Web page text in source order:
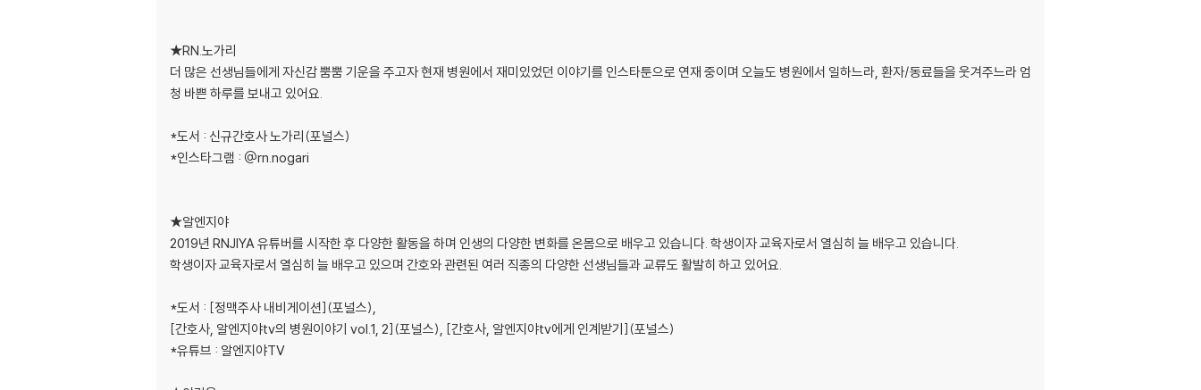
1. 컨디션 저하 환자 입원 확인 사항 51
2. 빈혈 & 출혈 위험 51
3. 발열과 감염 예방 53
5. 근육, 신경 조절 54
6. 일혈(Extravasation) 55
2. Antibiotics(항생제) 58
3. 항결핵약 59
4. COPD & 천식(Asthma) 조절제 60
6. 폐암(Lung Cancer) 62
7. 증상 조절 약물 62
호흡기내과 검사 & 시술 64
★RN.노가리
더 많은 선생님들에게 자신감 뿜뿜 기운을 주고자 현재 병원에서 재미있었던 이야기를 인스타툰으로 연재 중이며 오늘도 병원에서 일하느라, 환자/동료들을 웃겨주느라 엄
청 바쁜 하루를 보내고 있어요.
*도서 : 신규간호사 노가리(포널스)
*인스타그램 : @rn.nogari
★알엔지야
2019년 RNJIYA 유튜버를 시작한 후 다양한 활동을 하며 인생의 다양한 변화를 온몸으로 배우고 있습니다. 학생이자 교육자로서 열심히 늘 배우고 있습니다.
학생이자 교육자로서 열심히 늘 배우고 있으며 간호와 관련된 여러 직종의 다양한 선생님들과 교류도 활발히 하고 있어요.
*도서 : [정맥주사 내비게이션](포널스),
[간호사, 알엔지야tv의 병원이야기 vol.1, 2](포널스), [간호사, 알엔지야tv에게 인계받기](포널스)
*유튜브 : 알엔지야TV